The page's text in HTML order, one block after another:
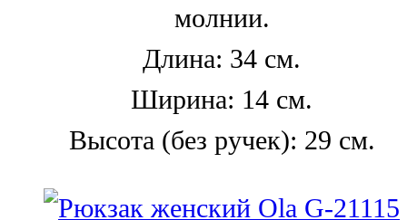
молнии.
Длина: 34 см.
Ширина: 14 см.
Высота (без ручек): 29 см.